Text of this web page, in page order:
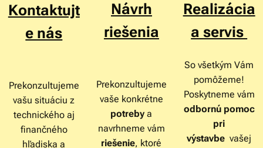
Kontaktujt
e nás
Prekonzultujeme
vašu situáciu z
technického aj
finančného
hľadiska a
Návrh
riešenia
Prekonzultujeme
vaše konkrétne
potreby a
navrhneme vám
riešenie, ktoré
Realizácia
a servis
So všetkým Vám
pomôžeme!
Poskytneme vám
odbornú pomoc
pri
výstavbevašej